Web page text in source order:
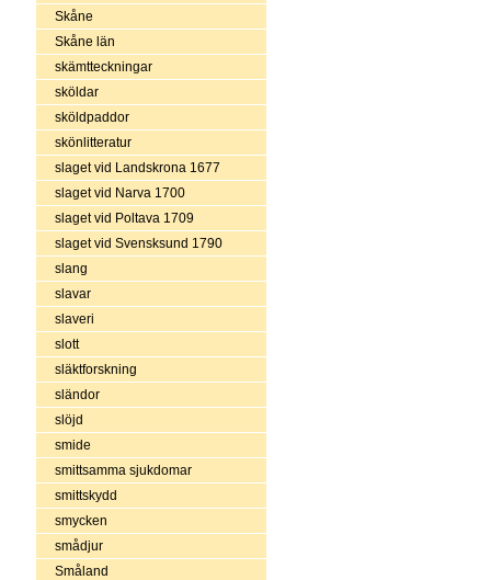
Skåne
Skåne län
skämtteckningar
sköldar
sköldpaddor
skönlitteratur
slaget vid Landskrona 1677
slaget vid Narva 1700
slaget vid Poltava 1709
slaget vid Svensksund 1790
slang
slavar
slaveri
slott
släktforskning
sländor
slöjd
smide
smittsamma sjukdomar
smittskydd
smycken
smådjur
Småland